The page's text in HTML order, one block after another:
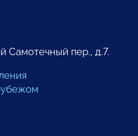
Самотечный пер., д.7.